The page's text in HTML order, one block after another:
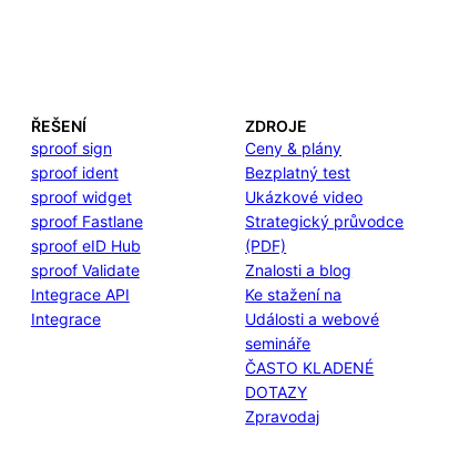
ŘEŠENÍ
sproof sign
sproof ident
sproof widget
sproof Fastlane
sproof eID Hub
sproof Validate
Integrace API
Integrace
ZDROJE
Ceny & plány
Bezplatný test
Ukázkové video
Strategický průvodce
(PDF)
Znalosti a blog
Ke stažení na
Události a webové
semináře
ČASTO KLADENÉ
DOTAZY
Zpravodaj